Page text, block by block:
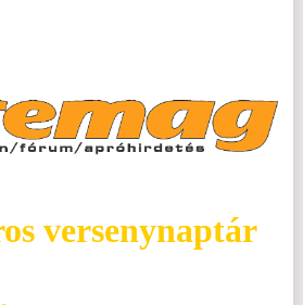
Üdv, Sándorfi Péter
Köszönöm! Üdv: Schmidt Orsolya
hónapokban végeztetek, hogy
óriási élményt szerezzetek. Csak így
Holczer Gábor
versenynaptár